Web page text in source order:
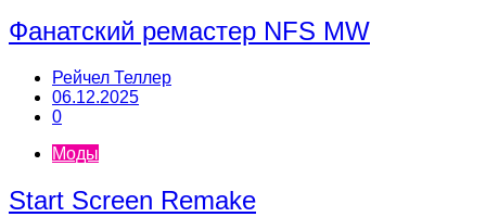
Фанатский ремастер NFS MW
Рейчел Теллер
06.12.2025
0
Моды
Start Screen Remake